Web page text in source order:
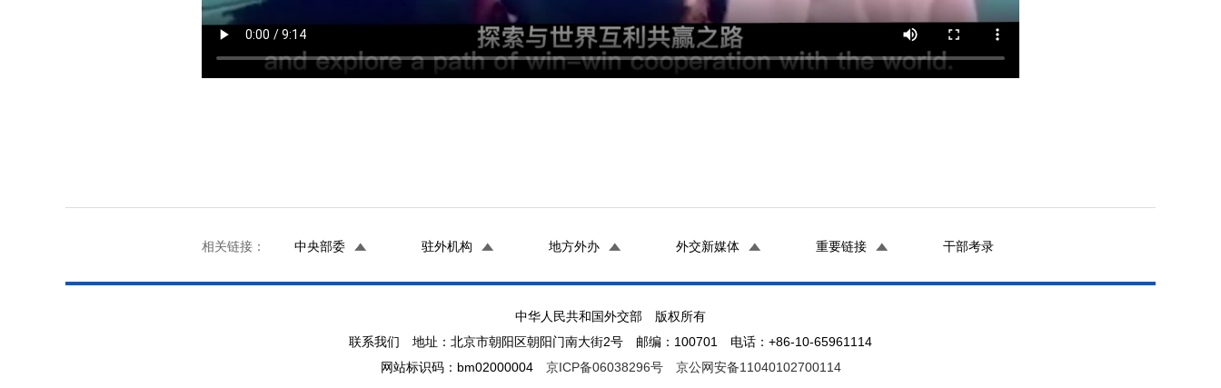
相关链接： 中央部委 驻外机构 地方外办 外交新媒体 重要链接 干部考录
中华人民共和国外交部 版权所有
联系我们 地址：北京市朝阳区朝阳门南大街2号 邮编：100701 电话：+86-10-65961114
网站标识码：bm02000004 京ICP备06038296号 京公网安备11040102700114